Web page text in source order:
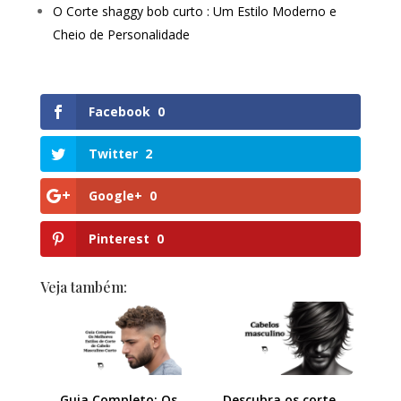
O Corte shaggy bob curto : Um Estilo Moderno e
Cheio de Personalidade
Facebook 0
Twitter 2
Google+ 0
Pinterest 0
Veja também: